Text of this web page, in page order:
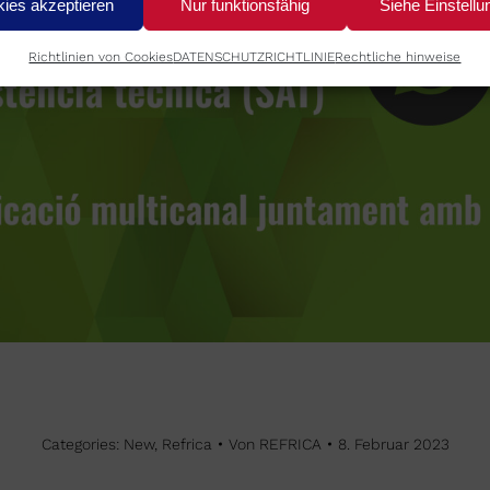
akzeptieren Nur funktionsfähig Siehe
Richtlinien von CookiesDATENSCHUTZRICHTLINIERechtliche hinweise
Categories: New, Refrica Von REFRICA 8. Februar 2023